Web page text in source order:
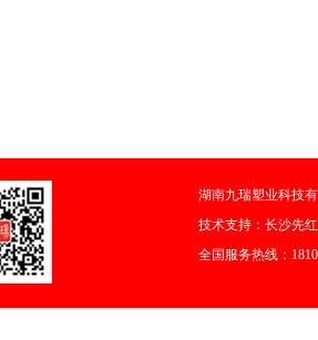
湖南九瑞塑业科技
技术支持： 长沙先
全国服务热线：